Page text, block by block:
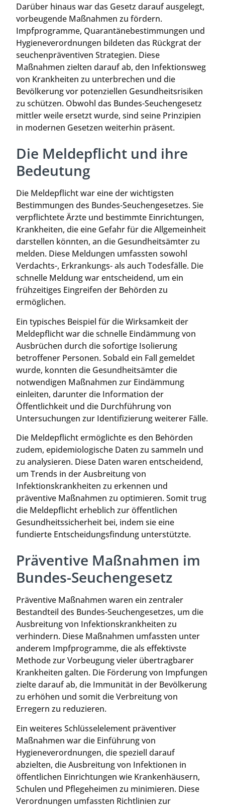
Darüber hinaus war das Gesetz darauf ausgelegt,
vorbeugende Maßnahmen zu fördern.
Impfprogramme, Quarantänebestimmungen und
Hygieneverordnungen bildeten das Rückgrat der
seuchenpräventiven Strategien. Diese
Maßnahmen zielten darauf ab, den Infektionsweg
von Krankheiten zu unterbrechen und die
Bevölkerung vor potenziellen Gesundheitsrisiken
zu schützen. Obwohl das Bundes-Seuchengesetz
mittler weile ersetzt wurde, sind seine Prinzipien
in modernen Gesetzen weiterhin präsent.
Die Meldepflicht und ihre
Bedeutung
Die Meldepflicht war eine der wichtigsten
Bestimmungen des Bundes-Seuchengesetzes. Sie
verpflichtete Ärzte und bestimmte Einrichtungen,
Krankheiten, die eine Gefahr für die Allgemeinheit
darstellen könnten, an die Gesundheitsämter zu
melden. Diese Meldungen umfassten sowohl
Verdachts-, Erkrankungs- als auch Todesfälle. Die
schnelle Meldung war entscheidend, um ein
frühzeitiges Eingreifen der Behörden zu
ermöglichen.
Ein typisches Beispiel für die Wirksamkeit der
Meldepflicht war die schnelle Eindämmung von
Ausbrüchen durch die sofortige Isolierung
betroffener Personen. Sobald ein Fall gemeldet
wurde, konnten die Gesundheitsämter die
notwendigen Maßnahmen zur Eindämmung
einleiten, darunter die Information der
Öffentlichkeit und die Durchführung von
Untersuchungen zur Identifizierung weiterer Fälle.
Die Meldepflicht ermöglichte es den Behörden
zudem, epidemiologische Daten zu sammeln und
zu analysieren. Diese Daten waren entscheidend,
um Trends in der Ausbreitung von
Infektionskrankheiten zu erkennen und
präventive Maßnahmen zu optimieren. Somit trug
die Meldepflicht erheblich zur öffentlichen
Gesundheitssicherheit bei, indem sie eine
fundierte Entscheidungsfindung unterstützte.
Präventive Maßnahmen im
Bundes-Seuchengesetz
Präventive Maßnahmen waren ein zentraler
Bestandteil des Bundes-Seuchengesetzes, um die
Ausbreitung von Infektionskrankheiten zu
verhindern. Diese Maßnahmen umfassten unter
anderem Impfprogramme, die als effektivste
Methode zur Vorbeugung vieler übertragbarer
Krankheiten galten. Die Förderung von Impfungen
zielte darauf ab, die Immunität in der Bevölkerung
zu erhöhen und somit die Verbreitung von
Erregern zu reduzieren.
Ein weiteres Schlüsselelement präventiver
Maßnahmen war die Einführung von
Hygieneverordnungen, die speziell darauf
abzielten, die Ausbreitung von Infektionen in
öffentlichen Einrichtungen wie Krankenhäusern,
Schulen und Pflegeheimen zu minimieren. Diese
Verordnungen umfassten Richtlinien zur